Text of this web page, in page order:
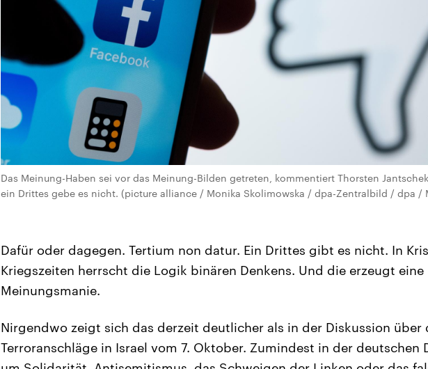
Das Meinung-Haben sei vor das Meinung-Bilden getreten, kommentiert Thorsten
ein Drittes gebe es nicht. (picture alliance / Monika Skolimowska / dpa-Zentralbild / dpa /
Dafür oder dagegen. Tertium non datur. Ein Drittes gibt es nicht. In
Kriegszeiten herrscht die Logik binären Denkens. Und die erzeugt
Meinungsmanie.
Nirgendwo zeigt sich das derzeit deutlicher als in der Diskussion über
Terroranschläge in Israel vom 7. Oktober. Zumindest in der deutschen